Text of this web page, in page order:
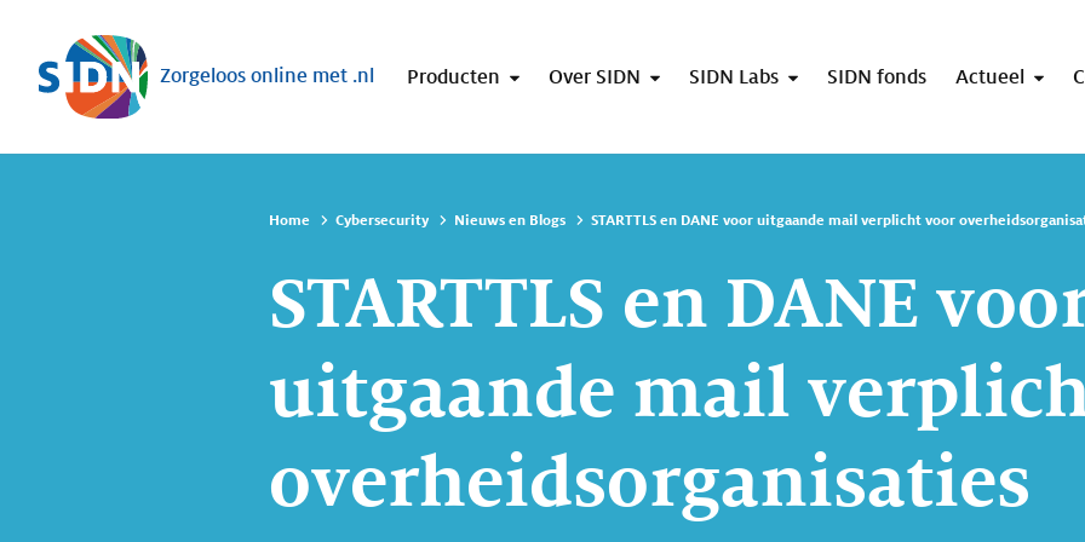
Sla navigatie over
Zorgeloos online met .nl Producten Over SIDN SIDN Labs SIDN fonds Actueel
Home Cybersecurity Nieuws en Blogs STARTTLS en DANE voor uitgaande mail verplicht voor
STARTTLS en DANE
uitgaande mail
overheidsorganisaties